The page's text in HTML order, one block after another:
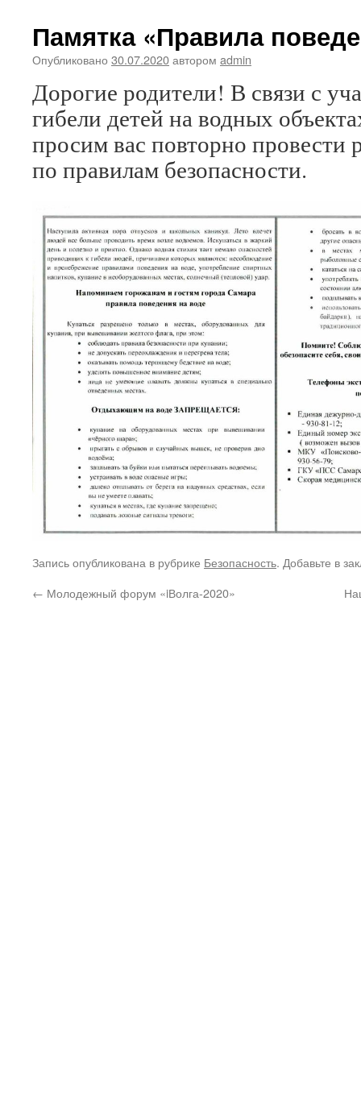
Памятка «Правила
Опубликовано 30.07.2020автором admin
Дорогие родители! В связи с
гибели детей на водных
просим вас повторно провести
по правилам безопасности.
Запись опубликована в рубрике Безопасность. Добавьте в
← Молодежный форум «iВолга-2020»